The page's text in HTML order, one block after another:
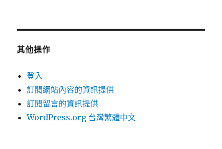
其他操作
登入
訂閱網站內容的資訊提供
訂閱留言的資訊提供
WordPress.org 台灣繁體中文